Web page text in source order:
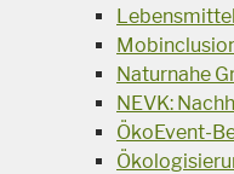
Naturnahe
NEVK:
ÖkoEvent-